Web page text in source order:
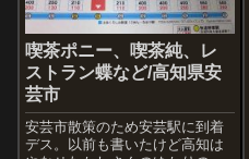
喫茶ポニー、喫茶純、レ
ストラン蝶など/高知県安
芸市
安芸市散策のため安芸駅に到着
デス。以前も書いたけど高知は